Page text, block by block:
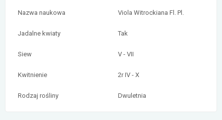
Nazwa naukowa Viola Witrockiana Fl. Pl.
Jadalne kwiaty Tak
Siew V - VII
Kwitnienie 2r IV - X
Rodzaj rośliny Dwuletnia